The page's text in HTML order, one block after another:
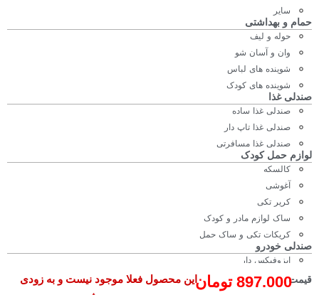
قیمت897.000 توماناین محصول فعلا موجود نیست و به زودی
سایر
حمام و بهداشتی
حوله و لیف
وان و آسان شو
شوینده های لباس
شوینده های کودک
صندلی غذا
صندلی غذا ساده
صندلی غذا تاپ دار
صندلی غذا مسافرتی
لوازم حمل کودک
کالسکه
آغوشی
کریر تکی
ساک لوازم مادر و کودک
کریکات تکی و ساک حمل
صندلی خودرو
ایزوفیکس دار
بدون ایزوفیکس
لوازم مخصوص مادر